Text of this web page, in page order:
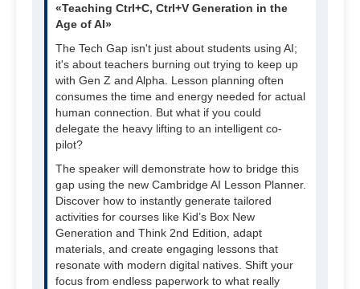
«Teaching Ctrl+C, Ctrl+V Generation in the
Age of AI»
The Tech Gap isn't just about students using AI;
it's about teachers burning out trying to keep up
with Gen Z and Alpha. Lesson planning often
consumes the time and energy needed for actual
human connection. But what if you could
delegate the heavy lifting to an intelligent co-
pilot?
The speaker will demonstrate how to bridge this
gap using the new Cambridge AI Lesson Planner.
Discover how to instantly generate tailored
activities for courses like Kid’s Box New
Generation and Think 2nd Edition, adapt
materials, and create engaging lessons that
resonate with modern digital natives. Shift your
focus from endless paperwork to what really